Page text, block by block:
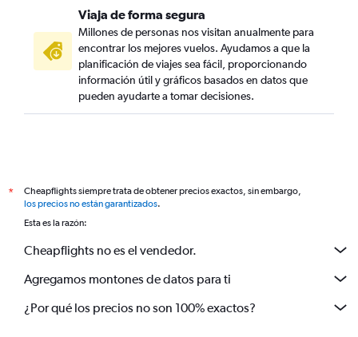
Viaja de forma segura
Millones de personas nos visitan anualmente para
encontrar los mejores vuelos. Ayudamos a que la
planificación de viajes sea fácil, proporcionando
información útil y gráficos basados en datos que
pueden ayudarte a tomar decisiones.
*
Cheapflights siempre trata de obtener precios exactos, sin embargo,
los precios no están garantizados.
Esta es la razón:
Cheapflights no es el vendedor.
Agregamos montones de datos para ti
¿Por qué los precios no son 100% exactos?